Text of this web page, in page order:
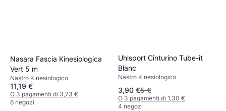
Nasara Fascia Kinesiologica
Vert 5 m
Nastro Kinesiologico
11,19 €
O 3 pagamenti di 3,73 €
6 negozi
Uhlsport Cinturino Tube-it
Blanc
Nastro Kinesiologico
3,90 €5 €
O 3 pagamenti di 1,30 €
4 negozi